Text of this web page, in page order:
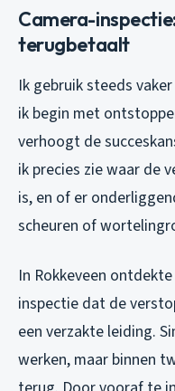
Camera-
terugbetaalt
Ik gebruik steeds
ik begin met
verhoogt de
ik precies zie waar de
is, en of er
scheuren of
In Rokkeveen
inspectie dat de
een verzakte leiding.
werken, maar binnen